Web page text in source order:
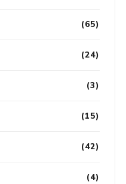
(65)
(24)
(3)
(15)
(42)
(4)